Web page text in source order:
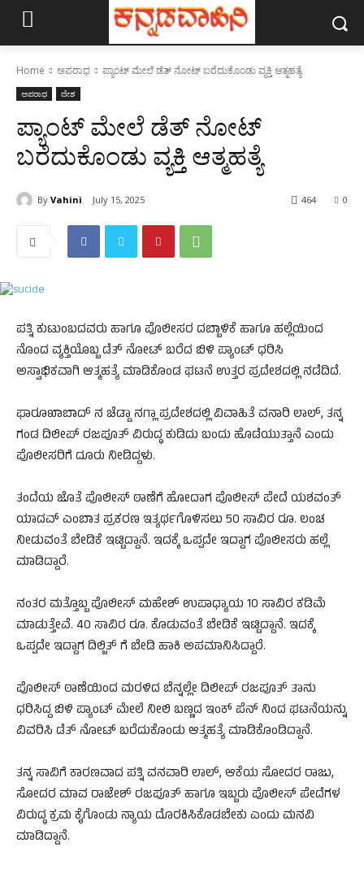
Home ಅಪರಾಧ ಪ್ಯಾಂಟ್‌ ಮೇಲೆ ಡೆತ್‌ ನೋಟ್‌ ಬರೆದುಕೊಂಡು ವ್ಯಕ್ತಿ ಆತ್ಮಹತ್ಯೆ
ಅಪರಾಧ ದೇಶ
ಪ್ಯಾಂಟ್‌ ಮೇಲೆ ಡೆತ್‌ ನೋಟ್‌
ಬರೆದುಕೊಂಡು ವ್ಯಕ್ತಿ ಆತ್ಮಹತ್ಯೆ
By Vahini July 15, 2025 0
464
ಪತ್ನಿ ಕುಟುಂಬದವರು ಹಾಗೂ ಪೊಲೀಸರ ದಬ್ಬಾಳಿಕೆ ಹಾಗೂ ಹಲ್ಲೆಯಿಂದ
ನೊಂದ ವ್ಯಕ್ತಿಯೊಬ್ಬ ಡೆತ್‌ ನೋಟ್‌ ಬರೆದ ಬಿಳಿ ಪ್ಯಾಂಟ್‌ ಧರಿಸಿ
ಅಸ್ವಾಭಿಕವಾಗಿ ಆತ್ಮಹತ್ಯೆ ಮಾಡಿಕೊಂಡ ಘಟನೆ ಉತ್ತರ ಪ್ರದೇಶದಲ್ಲಿ ನಡೆದಿದೆ.
ಫಾರೂಖಾಬಾದ್‌ ನ ಚೆಡ್ಡಾ ನಗ್ಲಾ ಪ್ರದೇಶದಲ್ಲಿ ವಿವಾಹಿತೆ ವನಾರಿ ಲಾಲ್‌, ತನ್ನ
ಗಂಡ ದಿಲೀಪ್‌ ರಜಪೂತ್ ವಿರುದ್ಧ‌ ಕುಡಿದು ಬಂದು ಹೊಡೆಯುತ್ತಾನೆ ಎಂದು
ಪೊಲೀಸರಿಗೆ ದೂರು ನೀಡಿದ್ದಳು.
ತಂದೆಯ ಜೊತೆ ಪೊಲೀಸ್‌ ಠಾಣೆಗೆ ಹೋದಾಗ ಪೊಲೀಸ್‌ ಪೇದೆ ಯಶವಂತ್‌
ಯಾದವ್‌ ಎಂಬಾತ ಪ್ರಕರಣ ಇತ್ಯರ್ಥಗೊಳಿಸಲು 50 ಸಾವಿರ ರೂ. ಲಂಚ
ನೀಡುವಂತೆ ಬೇಡಿಕೆ ಇಟ್ಟಿದ್ದಾನೆ. ಇದಕ್ಕೆ ಒಪ್ಪದೇ ಇದ್ದಾಗ ಪೊಲೀಸರು ಹಲ್ಲೆ
ಮಾಡಿದ್ದಾರೆ.
ನಂತರ ಮತ್ತೊಬ್ಬ ಪೊಲೀಸ್‌ ಮಹೇಶ್‌ ಉಪಾಧ್ಯಾಯ 10 ಸಾವಿರ ಕಡಿಮೆ
ಮಾಡುತ್ತೇವೆ. 40 ಸಾವಿರ ರೂ. ಕೊಡುವಂತೆ ಬೇಡಿಕೆ ಇಟ್ಟಿದ್ದಾನೆ. ಇದಕ್ಕೆ
ಒಪ್ಪದೇ ಇದ್ದಾಗ ದಿಲ್ಜಿತ್‌ ಗೆ ಬೇಡಿ ಹಾಕಿ ಅಪಮಾನಿಸಿದ್ದಾರೆ.
ಪೊಲೀಸ್‌ ಠಾಣೆಯಿಂದ ಮರಳಿದ ಬೆನ್ನಲ್ಲೇ ದಿಲೀಪ್‌ ರಜಪೂತ್‌ ತಾನು
ಧರಿಸಿದ್ದ ಬಿಳಿ ಪ್ಯಾಂಟ್‌ ಮೇಲೆ ನೀಲಿ ಬಣ್ಣದ ಇಂಕ್‌ ಪೆನ್‌ ನಿಂದ ಘಟನೆಯನ್ನು
ವಿವರಿಸಿ ಡೆತ್‌ ನೋಟ್‌ ಬರೆದುಕೊಂಡು ಆತ್ಮಹತ್ಯೆ ಮಾಡಿಕೊಂಡಿದ್ದಾನೆ.
ತನ್ನ ಸಾವಿಗೆ ಕಾರಣವಾದ ಪತ್ನಿ ವನವಾರಿ ಲಾಲ್‌, ಆಕೆಯ ಸೋದರ ರಾಜು,
ಸೋದರ ಮಾವ ರಾಜೇಶ್‌ ರಜಪೂತ್‌ ಹಾಗೂ ಇಬ್ಬರು ಪೊಲೀಸ್‌ ಪೇದೆಗಳ
ವಿರುದ್ಧ ಕ್ರಮ ಕೈಗೊಂಡು ನ್ಯಾಯ ದೊರಕಿಸಿಕೊಡಬೇಕು ಎಂದು ಮನವಿ
ಮಾಡಿದ್ದಾನೆ.